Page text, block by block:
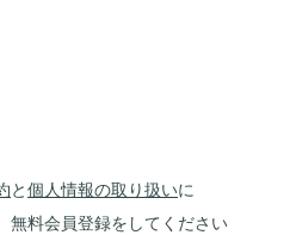
と個人情報の取り扱いに
無料会員登録をしてください